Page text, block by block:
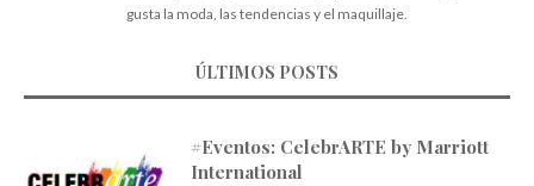
gusta la moda, las tendencias y el maquillaje.
ÚLTIMOS POSTS
#Eventos: CelebrARTE by Marriott
International